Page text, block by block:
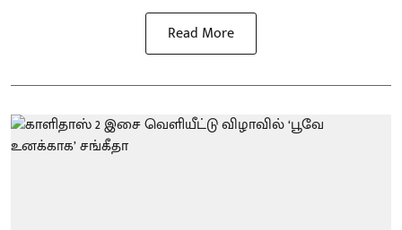
Read More